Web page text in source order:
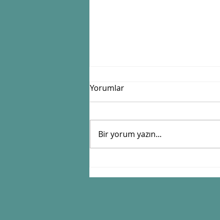
mahallesi
Yorumlar
Bir yorum yazın...